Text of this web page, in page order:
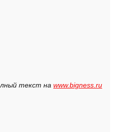
текст на www.bigness.ru